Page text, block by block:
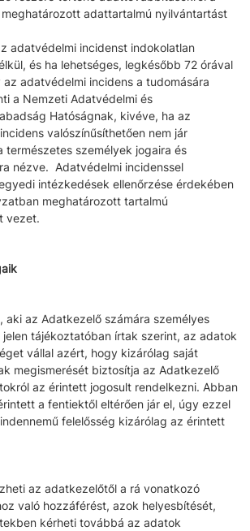
meghatározott adattartalmú nyilvántartást
adatvédelmi incidenst indokolatlan
és ha lehetséges, legkésőbb 72 órával
adatvédelmi incidens a tudomására
a Nemzeti Adatvédelmi és
Hatóságnak, kivéve, ha az
valószínűsíthetően nem jár
természetes személyek jogaira és
nézve. Adatvédelmi incidenssel
intézkedések ellenőrzése érdekében
meghatározott tartalmú
vezet.
aki az Adatkezelő számára személyes
tájékoztatóban írtak szerint, az adatok
vállal azért, hogy kizárólag saját
megismerését biztosítja az Adatkezelő
az érintett jogosult rendelkezni. Abban
a fentiektől eltérően jár el, úgy ezzel
felelősség kizárólag az érintett
az adatkezelőtől a rá vonatkozó
való hozzáférést, azok helyesbítését,
kérheti továbbá az adatok